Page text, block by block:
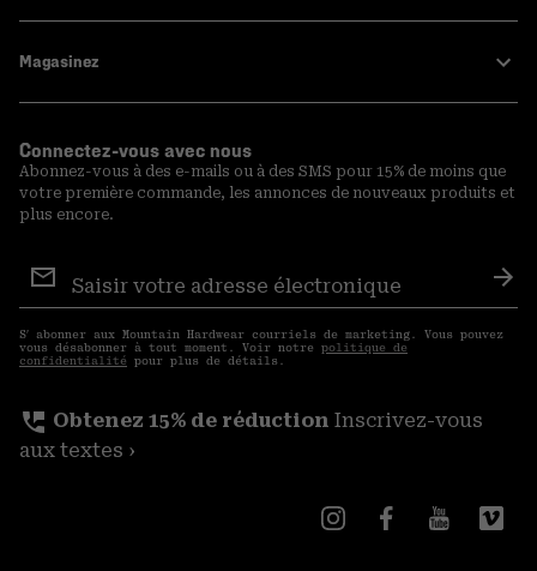
Magasinez
Connectez-vous avec nous
Abonnez-vous à des e-mails ou à des SMS pour 15% de moins que
votre première commande, les annonces de nouveaux produits et
plus encore.
aux
courriels
S′ abonner aux Mountain Hardwear courriels de marketing. Vous pouvez
vous désabonner à tout moment. Voir notre politique de
confidentialité pour plus de détails.
perm_phone_msg Obtenez 15% de réduction Inscrivez-vous
aux textes ›